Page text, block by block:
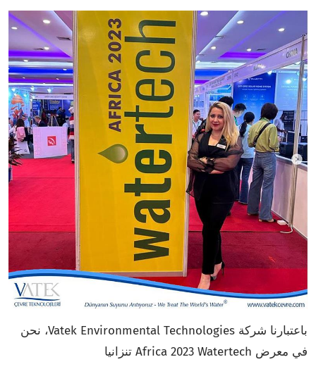
باعتبارنا شركة Vatek Environmental Technologies، نحن
في معرض Africa 2023 Watertech تنزانيا